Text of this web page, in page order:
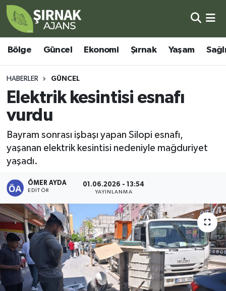
Bölge Güncel Ekonomi Şırnak Yaşam
HABERLER GÜNCEL
Elektrik kesintisi esnafı
vurdu
Bayram sonrası işbaşı yapan Silopi esnafı,
yaşanan elektrik kesintisi nedeniyle mağduriyet
yaşadı.
ÖMER AYDA
EDITÖR
01.06.2026 - 13:54
YAYINLANMA
Bölge
Güncel
Ekonomi
Şırnak
Sağlık
Eğitim
Kültür - Sanat
Siyaset
Spor
Şırnak Nöbetçi Eczaneler
Şırnak Hava Durumu
Şirnak Namaz Vakitleri
Şırnak Trafik Yoğunluk Haritası
Süper Lig Puan Durumu ve Fikstür
Tüm Manşetler
Son Dakika Haberleri
Haber Arşivi